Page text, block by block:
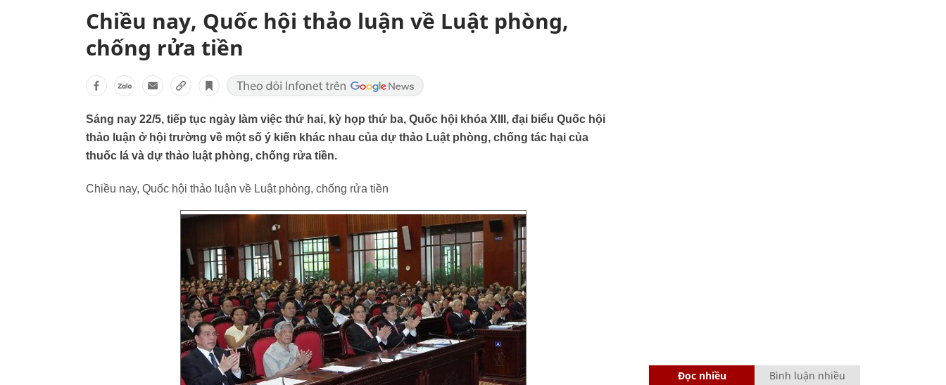
Chiều nay, Quốc hội thảo luận về Luật phòng,
chống rửa tiền
Sáng nay 22/5, tiếp tục ngày làm việc thứ hai, kỳ họp thứ ba, Quốc hội khóa XIII, đại biểu Quốc hội
thảo luận ở hội trường về một số ý kiến khác nhau của dự thảo Luật phòng, chống tác hại của
thuốc lá và dự thảo luật phòng, chống rửa tiền.
Chiều nay, Quốc hội thảo luận về Luật phòng, chống rửa tiền
Đọc nhiều Bình luận nhiều